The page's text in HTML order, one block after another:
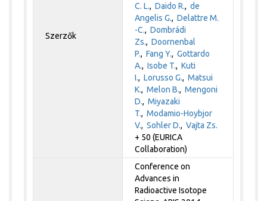
Szerzők
C. L.,Daido R.,de
Angelis G.,Delattre M.
-C.,Dombrádi
Zs.,Doornenbal
P.,Fang Y.,Gottardo
A.,Isobe T.,Kuti
I.,Lorusso G.,Matsui
K.,Melon B.,Mengoni
D.,Miyazaki
T.,Modamio-Hoybjor
V.,Sohler D.,Vajta Zs.
+ 50 (EURICA
Collaboration)
Conference on
Advances in
Radioactive Isotope